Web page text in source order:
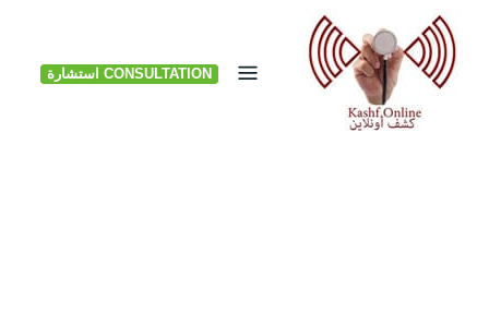
Skip
content
CONSULTATION استشارة